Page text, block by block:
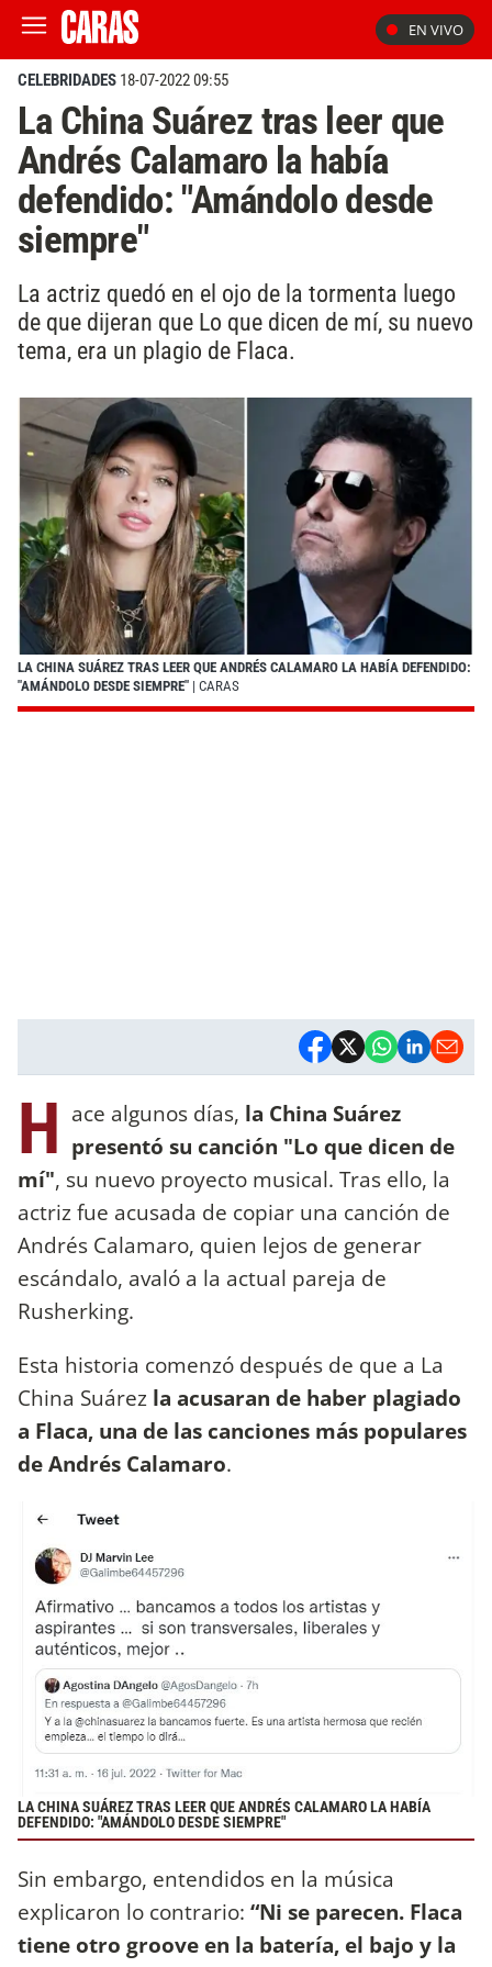
EN VIVO
CELEBRIDADES 18-07-2022 09:55
La China Suárez tras leer que
Andrés Calamaro la había
defendido: "Amándolo desde
siempre"
La actriz quedó en el ojo de la tormenta luego
de que dijeran que Lo que dicen de mí, su nuevo
tema, era un plagio de Flaca.
LA CHINA SUÁREZ TRAS LEER QUE ANDRÉS CALAMARO LA HABÍA DEFENDIDO:
"AMÁNDOLO DESDE SIEMPRE" | CARAS
H ace algunos días, la China Suárez
presentó su canción "Lo que dicen de
mí", su nuevo proyecto musical. Tras ello, la
actriz fue acusada de copiar una canción de
Andrés Calamaro, quien lejos de generar
escándalo, avaló a la actual pareja de
Rusherking.
Esta historia comenzó después de que a La
China Suárez la acusaran de haber plagiado
a Flaca, una de las canciones más populares
de Andrés Calamaro.
LA CHINA SUÁREZ TRAS LEER QUE ANDRÉS CALAMARO LA HABÍA
DEFENDIDO: "AMÁNDOLO DESDE SIEMPRE"
Sin embargo, entendidos en la música
explicaron lo contrario: “Ni se parecen. Flaca
tiene otro groove en la batería, el bajo y la